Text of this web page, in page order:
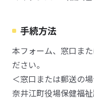
手続方法
本フォーム、窓口ま
ださい。
＜窓口または郵送の
奈井江町役場保健福